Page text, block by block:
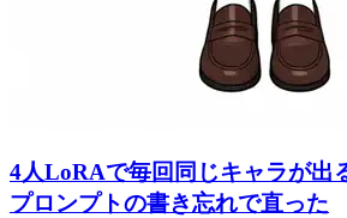
4人LoRAで毎回同じキャラが出
プロンプトの書き忘れで直った